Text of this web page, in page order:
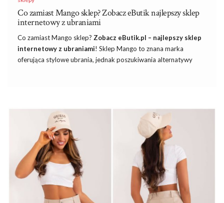
Co zamiast Mango sklep? Zobacz eButik najlepszy sklep
internetowy z ubraniami
Co zamiast Mango sklep? Zobacz eButik.pl – najlepszy sklep
internetowy z ubraniami! Sklep Mango to znana marka
oferująca stylowe ubrania, jednak poszukiwania alternatywy
Z jego bogatej oferty sukienek można skompletować garderobę
na każdą okazję – od romantycznych randek, przez uroczyste
wydarzenia rodzinne, aż po imprezy w gronie znajomych. Dzisiaj
przedstawię Wam różnorodne stylizacje na ważne wydarzenia z
sukienkami z kolekcji Butiku online – jednego z najlepszych
sklepów internetowych z modą damską.
Dlaczego warto wybrać Butik online